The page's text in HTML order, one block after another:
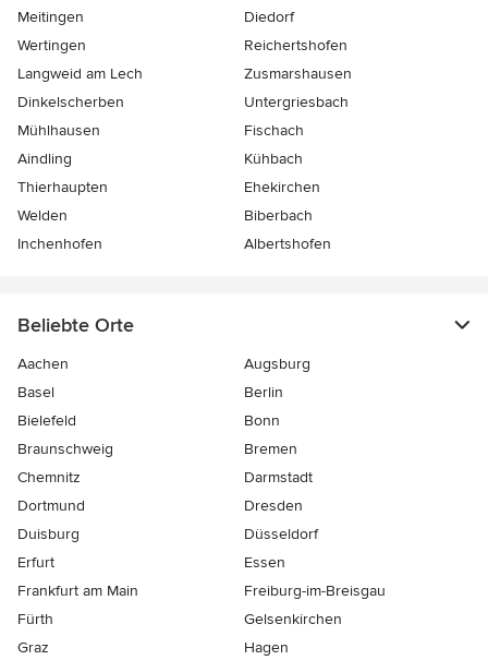
Meitingen
Diedorf
Wertingen
Reichertshofen
Langweid am Lech
Zusmarshausen
Dinkelscherben
Untergriesbach
Mühlhausen
Fischach
Aindling
Kühbach
Thierhaupten
Ehekirchen
Welden
Biberbach
Inchenhofen
Albertshofen
Beliebte Orte
Aachen
Augsburg
Basel
Berlin
Bielefeld
Bonn
Braunschweig
Bremen
Chemnitz
Darmstadt
Dortmund
Dresden
Duisburg
Düsseldorf
Erfurt
Essen
Frankfurt am Main
Freiburg-im-Breisgau
Fürth
Gelsenkirchen
Graz
Hagen